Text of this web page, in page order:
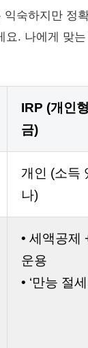
숙하지만 정
. 나에게 맞
IRP (개인
금)
개인 (소득
나)
• 세액공제
운용
• ‘만능 절